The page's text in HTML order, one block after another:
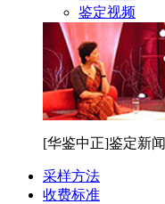
鉴定视频
[华鉴中正]鉴定新
采样方法
收费标准